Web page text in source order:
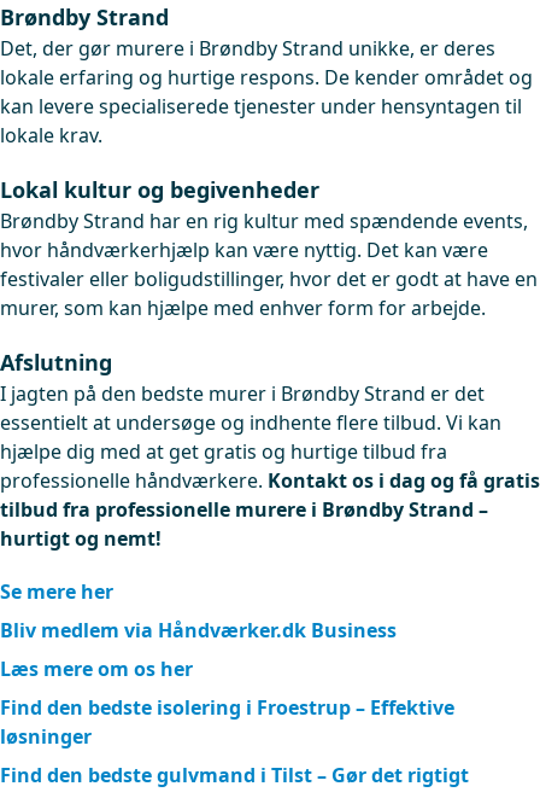
Brøndby Strand
Det, der gør murere i Brøndby Strand unikke, er deres
lokale erfaring og hurtige respons. De kender området og
kan levere specialiserede tjenester under hensyntagen til
lokale krav.
Lokal kultur og begivenheder
Brøndby Strand har en rig kultur med spændende events,
hvor håndværkerhjælp kan være nyttig. Det kan være
festivaler eller boligudstillinger, hvor det er godt at have en
murer, som kan hjælpe med enhver form for arbejde.
Afslutning
I jagten på den bedste murer i Brøndby Strand er det
essentielt at undersøge og indhente flere tilbud. Vi kan
hjælpe dig med at get gratis og hurtige tilbud fra
professionelle håndværkere. Kontakt os i dag og få gratis
tilbud fra professionelle murere i Brøndby Strand –
hurtigt og nemt!
Se mere her
Bliv medlem via Håndværker.dk Business
Læs mere om os her
Find den bedste isolering i Froestrup – Effektive
løsninger
Find den bedste gulvmand i Tilst – Gør det rigtigt